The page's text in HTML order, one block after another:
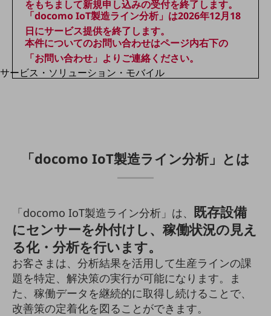
LGPF(Local Government Platform)
別ウィンドウで開きます
サービス・ソリューション・モバイル
ネットワーク・モバイル
電話・映像コミュニケーション
セキュリティ
をもちまして新規申し込みの受付を終了します。
「docomo IoT製造ライン分析」は2026年12月18
日にサービス提供を終了します。
本件についてのお問い合わせはページ内右下の
「お問い合わせ」よりご連絡ください。
「docomo IoT製造ライン分析」とは
「docomo IoT製造ライン分析」は、 既存設備
にセンサーを外付けし、稼働状況の見え
る化・分析を行います。
お客さまは、分析結果を活用して生産ラインの課
題を特定、解決策の実行が可能になります。ま
た、稼働データを継続的に取得し続けることで、
改善策の定着化を図ることができます。